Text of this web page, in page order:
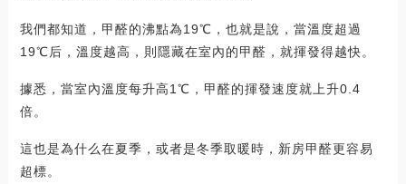
我們都知道，甲醛的沸點為19℃，也就是說，當溫度超過
19℃后，溫度越高，則隱藏在室內的甲醛，就揮發得越快。
據悉，當室內溫度每升高1℃，甲醛的揮發速度就上升0.4
倍。
這也是為什么在夏季，或者是冬季取暖時，新房甲醛更容易
超標。